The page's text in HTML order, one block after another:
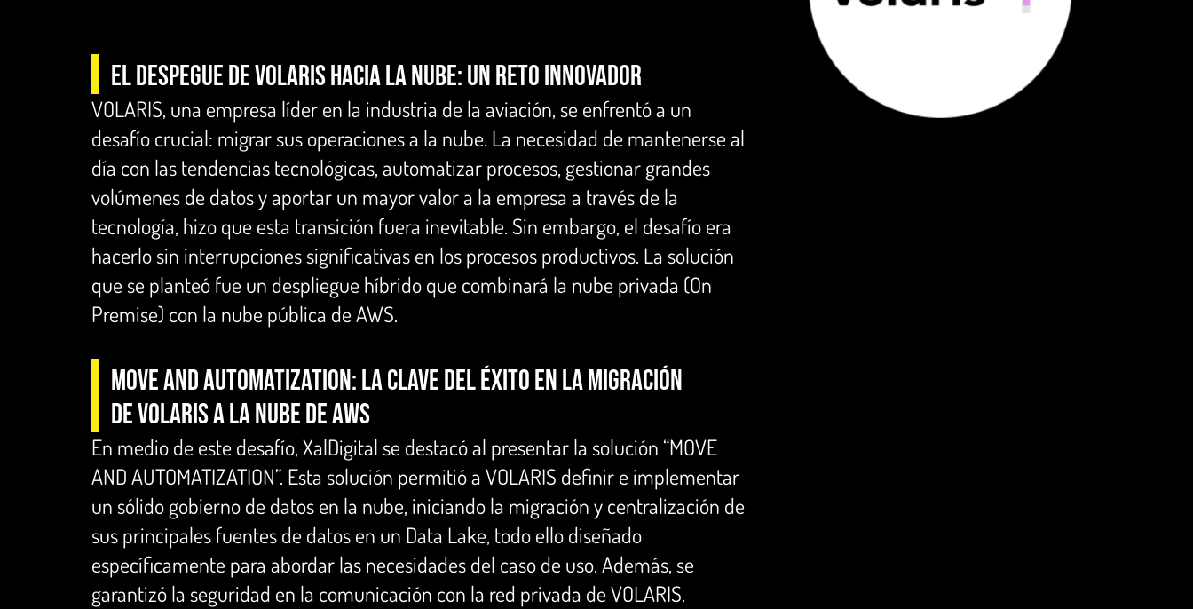
El Despegue de VOLARIS hacia la Nube: Un Reto Innovador
VOLARIS, una empresa líder en la industria de la aviación, se enfrentó a un
desafío crucial: migrar sus operaciones a la nube. La necesidad de mantenerse al
día con las tendencias tecnológicas, automatizar procesos, gestionar grandes
volúmenes de datos y aportar un mayor valor a la empresa a través de la
tecnología, hizo que esta transición fuera inevitable. Sin embargo, el desafío era
hacerlo sin interrupciones significativas en los procesos productivos. La solución
que se planteó fue un despliegue híbrido que combinará la nube privada (On
Premise) con la nube pública de AWS.
MOVE AND AUTOMATIZATION: La clave del éxito en la migración
de VOLARIS a la nube de AWS
En medio de este desafío, XalDigital se destacó al presentar la solución “MOVE
AND AUTOMATIZATION”. Esta solución permitió a VOLARIS definir e implementar
un sólido gobierno de datos en la nube, iniciando la migración y centralización de
sus principales fuentes de datos en un Data Lake, todo ello diseñado
específicamente para abordar las necesidades del caso de uso. Además, se
garantizó la seguridad en la comunicación con la red privada de VOLARIS.